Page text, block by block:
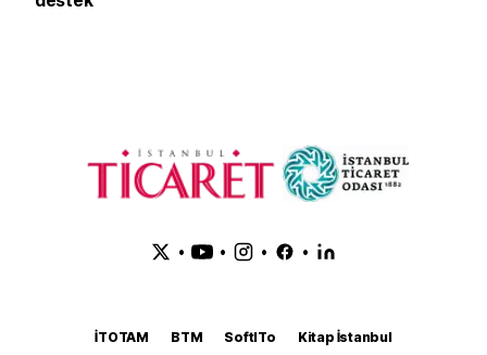
• • • •
İTOTAM BTM SoftITo
Kitap İstanbul